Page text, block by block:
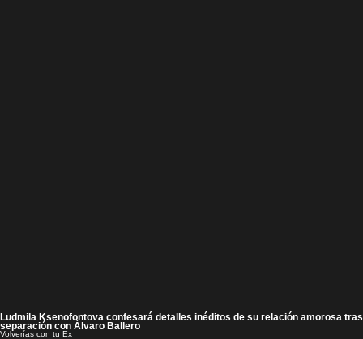
Ludmila Ksenofontova confesará detalles inéditos de su relación amorosa tras
separación con Álvaro Ballero
Volverías con tu Ex